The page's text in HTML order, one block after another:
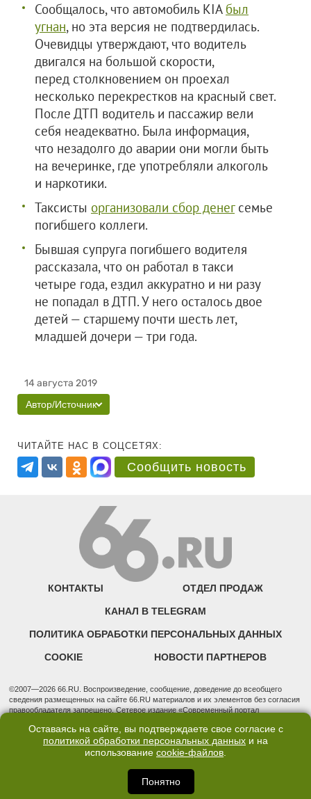
Сообщалось, что автомобиль KIA был
угнан, но эта версия не подтвердилась.
Очевидцы утверждают, что водитель
двигался на большой скорости,
перед столкновением он проехал
несколько перекрестков на красный свет.
После ДТП водитель и пассажир вели
себя неадекватно. Была информация,
что незадолго до аварии они могли быть
на вечеринке, где употребляли алкоголь
и наркотики.
Таксисты организовали сбор денегсемье
погибшего коллеги.
Бывшая супруга погибшего водителя
рассказала, что он работал в такси
четыре года, ездил аккуратно и ни разу
не попадал в ДТП. У него осталось двое
детей — старшему почти шесть лет,
младшей дочери — три года.
14 августа 2019
Автор/Источник
ЧИТАЙТЕ НАС В СОЦСЕТЯХ:
Сообщить новость
КОНТАКТЫ ОТДЕЛ ПРОДАЖ
КАНАЛ В TELEGRAM
ПОЛИТИКА ОБРАБОТКИ ПЕРСОНАЛЬНЫХ ДАННЫХ
COOKIE НОВОСТИ ПАРТНЕРОВ
©2007—2026 66.RU. Воспроизведение, сообщение, доведение до всеобщего
сведения размещенных на сайте 66.RU материалов и их элементов без согласия
правообладателя запрещено. Сетевое издание «Современный портал
надзору в сфере связи, информационных технологий и массовых коммуникаций
(Роскомнадзор). Регистрационный номер ЭЛ № ФС 77 - 76634 от 02.09.2019
Учредитель: Общество с ограниченной ответственностью "66.ру". Юридический
3, оф. 7015 Фактический адрес редакции и отдела продаж: 620014, Свердловская
обл., г. Екатеринбург, ул. Бориса Ельцина, д. 3, оф. 7015, +7 (343) 288-50-66
info@news.66.ru Главный редактор: Шлыков Дмитрий Владимирович
Оставаясь на сайте, вы подтверждаете свое согласие с
политикой обработки персональных данных и на
использование cookie-файлов.
Понятно